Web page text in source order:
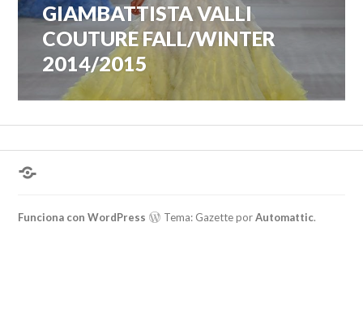
de
entradas
Entrada
anterior:
GIAMBATTISTA VALLI
COUTURE FALL/WINTER
2014/2015
Funciona con WordPress Tema: Gazette porAutomattic.